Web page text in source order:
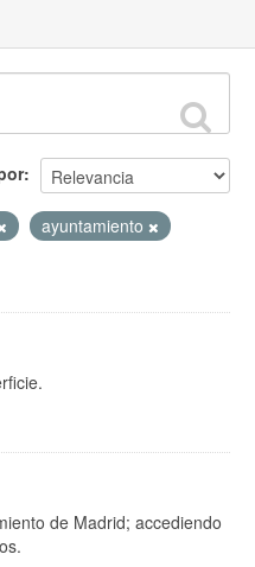
ayuntamiento
de Madrid; accediendo